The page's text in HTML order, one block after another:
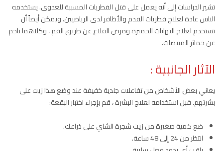
تشير الدراسات إلى أنه يعمل على قتل الفطريات المسببة للعدوى. يستخدمه
الناس عادة لعلاج فطريات القدم والأظافر لدى الرياضيين. ويمكن أيضاً أن
تستخدم لعلاج التهابات الخميرة ومرض القلاع عن طريق الفم ، وكلاهما ناجم
عن خمائر المبيضات.
الآثار الجانبية :
يعاني بعض الأشخاص من تفاعلات جلدية خفيفة عند وضع هذا زيت على
بشرتهم. قبل استخدامه لعلاج البشرة ، قم بإجراء اختبار البقعة:
ضع كمية صغيرة من زيت شجرة الشاي على ذراعك.
انتظر من 24 إلى 48 ساعة.